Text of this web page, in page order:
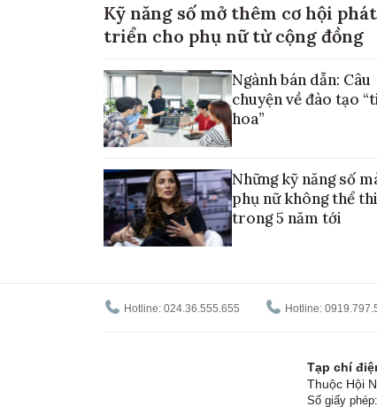
Kỹ năng số mở thêm cơ hội phát
triển cho phụ nữ từ cộng đồng
Ngành bán dẫn: Câu
chuyện về đào tạo
hoa”
Những kỹ năng số
phụ nữ không thể
trong 5 năm tới
Hotline: 024.36.555.655 Hotline:
Tạp chí
Thuộc Hội
Số giấy